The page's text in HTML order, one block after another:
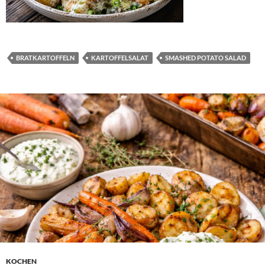
BRATKARTOFFELN KARTOFFELSALAT SMASHED POTATO SALAD
KOCHEN